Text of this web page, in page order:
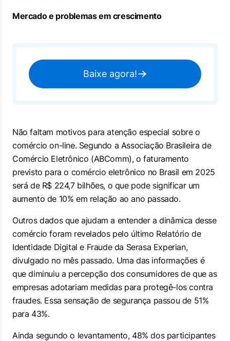
Mercado e problemas em crescimento
Baixe agora!
Não faltam motivos para atenção especial sobre o
comércio on-line. Segundo a Associação Brasileira de
Comércio Eletrônico (ABComm), o faturamento
previsto para o comércio eletrônico no Brasil em 2025
será de R$ 224,7 bilhões, o que pode significar um
aumento de 10% em relação ao ano passado.
Outros dados que ajudam a entender a dinâmica desse
comércio foram revelados pelo último Relatório de
Identidade Digital e Fraude da Serasa Experian,
divulgado no mês passado. Uma das informações é
que diminuiu a percepção dos consumidores de que as
empresas adotariam medidas para protegê-los contra
fraudes. Essa sensação de segurança passou de 51%
para 43%.
Ainda segundo o levantamento, 48% dos participantes